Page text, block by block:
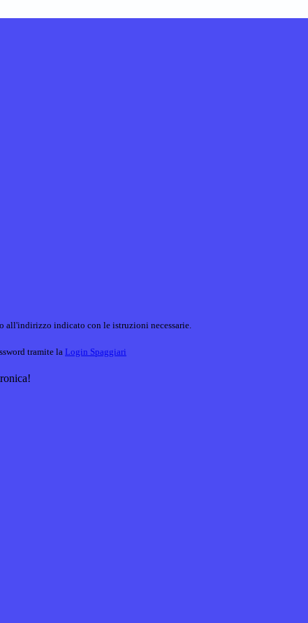
all'indirizzo indicato con le istruzioni necessarie.
tramite la Login Spaggiari